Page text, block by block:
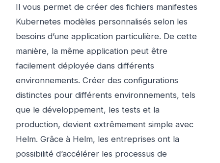
Il vous permet de créer des fichiers manifestes
Kubernetes modèles personnalisés selon les
besoins d’une application particulière. De cette
manière, la même application peut être
facilement déployée dans différents
environnements. Créer des configurations
distinctes pour différents environnements, tels
que le développement, les tests et la
production, devient extrêmement simple avec
Helm. Grâce à Helm, les entreprises ont la
possibilité d’accélérer les processus de